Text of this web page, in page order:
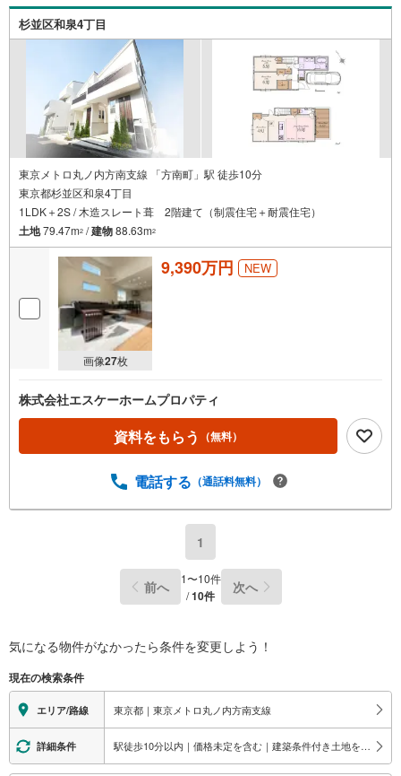
杉並区和泉4丁目
東京メトロ丸ノ内方南支線 「方南町」駅 徒歩10分
東京都杉並区和泉4丁目
1LDK＋2S / 木造スレート葺 2階建て（制震住宅＋耐震住宅）
土地79.47m2 /建物88.63m2
画像27枚
9,390万円 NEW
株式会社エスケーホームプロパティ
資料をもらう （無料）
電話する （通話料無料）
1
前へ 1〜10件
/10件 次へ
気になる物件がなかったら条件を変更しよう！
現在の検索条件
エリア/路線 東京都｜東京メトロ丸ノ内方南支線
詳細条件 駅徒歩10分以内｜価格未定を含む｜建築条件付き土地を含む｜間取り未定を含む